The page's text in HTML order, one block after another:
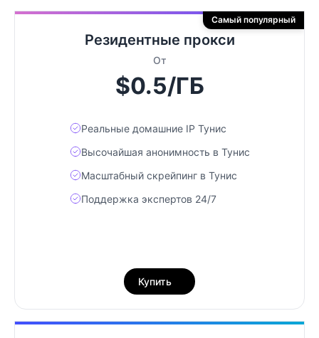
Резидентные прокси
От
$0.5/ГБ
Реальные домашние IP Тунис
Высочайшая анонимность в Тунис
Масштабный скрейпинг в Тунис
Поддержка экспертов 24/7
Самый популярный
Купить